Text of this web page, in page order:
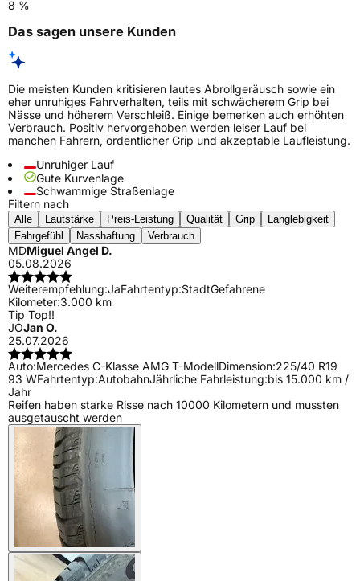
8 %
Das sagen unsere Kunden
Die meisten Kunden kritisieren lautes Abrollgeräusch sowie ein
eher unruhiges Fahrverhalten, teils mit schwächerem Grip bei
Nässe und höherem Verschleiß. Einige bemerken auch erhöhten
Verbrauch. Positiv hervorgehoben werden leiser Lauf bei
manchen Fahrern, ordentlicher Grip und akzeptable Laufleistung.
Unruhiger Lauf
Gute Kurvenlage
Schwammige Straßenlage
Filtern nach
Alle Lautstärke Preis-Leistung Qualität Grip
Langlebigkeit
Fahrgefühl
Nasshaftung Verbrauch
MDMiguel Angel D.
05.08.2026
Weiterempfehlung:JaFahrtentyp:StadtGefahrene
Kilometer:3.000 km
Tip Top!!
JOJan O.
25.07.2026
Auto:Mercedes C-Klasse AMG T-ModellDimension:225/40 R19
93 WFahrtentyp:AutobahnJährliche Fahrleistung:bis 15.000 km /
Jahr
Reifen haben starke Risse nach 10000 Kilometern und mussten
ausgetauscht werden